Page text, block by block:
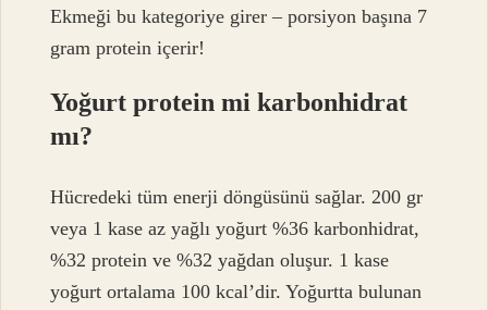
Ekmeği bu kategoriye girer – porsiyon başına 7
gram protein içerir!
Yoğurt protein mi karbonhidrat
mı?
Hücredeki tüm enerji döngüsünü sağlar. 200 gr
veya 1 kase az yağlı yoğurt %36 karbonhidrat,
%32 protein ve %32 yağdan oluşur. 1 kase
yoğurt ortalama 100 kcal’dir. Yoğurtta bulunan